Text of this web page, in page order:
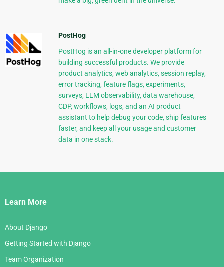
PostHog
PostHog is an all-in-one developer platform for
building successful products. We provide
product analytics, web analytics, session replay,
error tracking, feature flags, experiments,
surveys, LLM observability, data warehouse,
CDP, workflows, logs, and an AI product
assistant to help debug your code, ship features
faster, and keep all your usage and customer
data in one stack.
Django
Links
Learn More
About Django
Getting Started with Django
Team Organization